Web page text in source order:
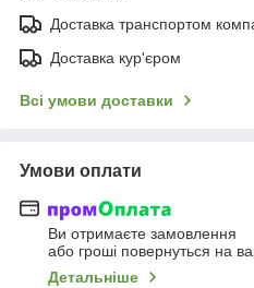
Доставка транспортом
Доставка кур'єром
Всі умови доставки
Умови оплати
Ви отримаєте замовлення
або гроші повернуться на
Детальніше